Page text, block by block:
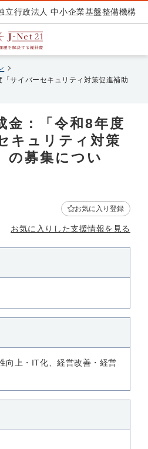
立行政法人 中小企業基盤整備機構
サイバーセキュリティ対策促進補助
金：「令和8年度
キュリティ対策
の募集につい
お気に入り登録
お気に入りした支援情報を見る
向上・IT化、経営改善・経営